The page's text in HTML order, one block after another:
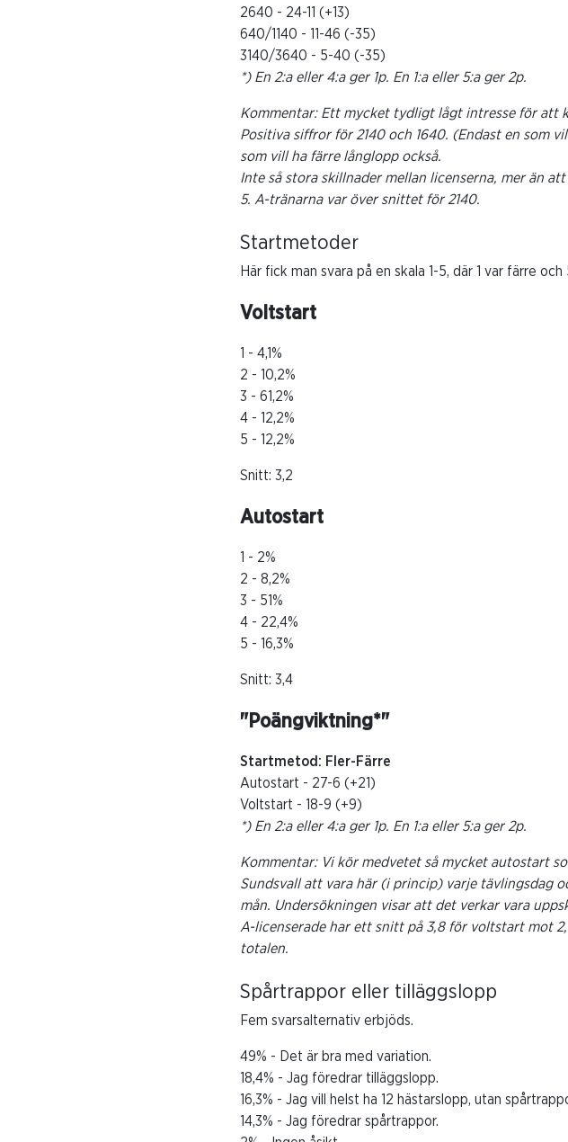
2640 - 24-11 (+13)
640/1140 - 11-46 (-35)
3140/3640 - 5-40 (-35)
*) En 2:a eller 4:a ger 1p. En 1:a eller 5:a ger 2p.
Kommentar: Ett mycket tydligt lågt intresse för att
Positiva siffror för 2140 och 1640. (Endast en som
som vill ha färre långlopp också.
Inte så stora skillnader mellan licenserna, mer än
5. A-tränarna var över snittet för 2140.
Startmetoder
Här fick man svara på en skala 1-5, där 1 var färre och
Voltstart
1 - 4,1%
2 - 10,2%
3 - 61,2%
4 - 12,2%
5 - 12,2%
Snitt: 3,2
Autostart
1 - 2%
2 - 8,2%
3 - 51%
4 - 22,4%
5 - 16,3%
Snitt: 3,4
"Poängviktning*"
Startmetod: Fler-Färre
Autostart - 27-6 (+21)
Voltstart - 18-9 (+9)
*) En 2:a eller 4:a ger 1p. En 1:a eller 5:a ger 2p.
Kommentar: Vi kör medvetet så mycket autostart
Sundsvall att vara här (i princip) varje tävlingsdag
mån. Undersökningen visar att det verkar vara
A-licenserade har ett snitt på 3,8 för voltstart mot
totalen.
Spårtrappor eller tilläggslopp
Fem svarsalternativ erbjöds.
49% - Det är bra med variation.
18,4% - Jag föredrar tilläggslopp.
16,3% - Jag vill helst ha 12 hästarslopp, utan
14,3% - Jag föredrar spårtrappor.